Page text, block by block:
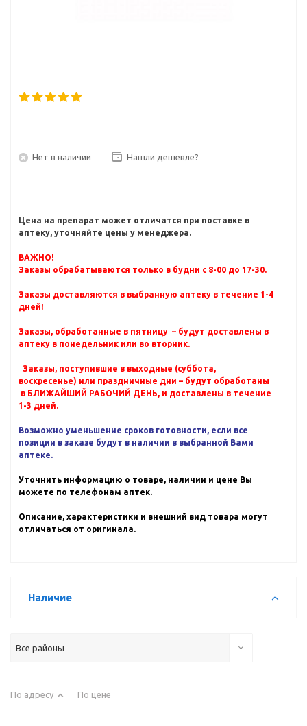
Нет в наличии Нашли дешевле?
Цена на препарат может отличатся при поставке в
аптеку, уточняйте цены у менеджера.
ВАЖНО!
Заказы обрабатываются только в будни с 8-00 до 17-30.
Заказы доставляются в выбранную аптеку в течение 1-4
дней!
Заказы, обработанные в пятницу – будут доставлены в
аптеку в понедельник или во вторник.
Заказы, поступившие в выходные (суббота,
воскресенье) или праздничные дни – будут обработаны
в БЛИЖАЙШИЙ РАБОЧИЙ ДЕНЬ, и доставлены в течение
1-3 дней.
Возможно уменьшение сроков готовности, если все
позиции в заказе будут в наличии в выбранной Вами
аптеке.
Уточнить информацию о товаре, наличии и цене Вы
можете по телефонам аптек.
Описание, характеристики и внешний вид товара могут
отличаться от оригинала.
Наличие
Все районы
По адресу По цене